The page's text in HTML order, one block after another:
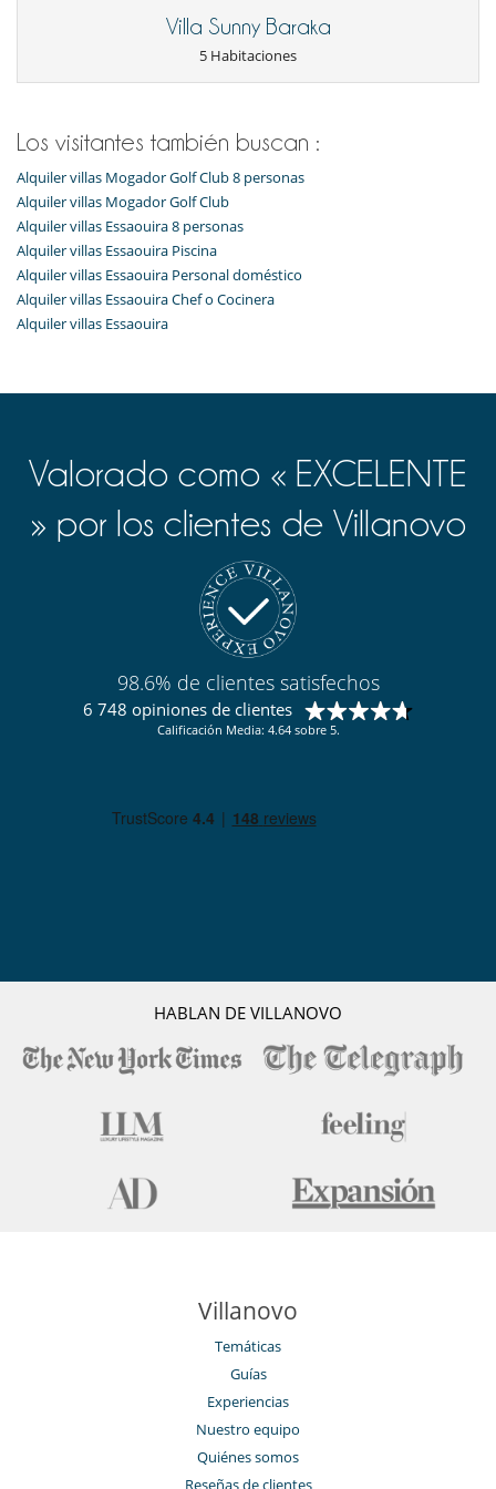
Villa Sunny Baraka
5 Habitaciones
Los visitantes también buscan :
Alquiler villas Mogador Golf Club 8 personas
Alquiler villas Mogador Golf Club
Alquiler villas Essaouira 8 personas
Alquiler villas Essaouira Piscina
Alquiler villas Essaouira Personal doméstico
Alquiler villas Essaouira Chef o Cocinera
Alquiler villas Essaouira
Valorado como « EXCELENTE
» por los clientes de Villanovo
98.6% de clientes satisfechos
6 748 opiniones de clientes
Calificación Media: 4.64 sobre 5.
HABLAN DE VILLANOVO
Villanovo
Temáticas
Guías
Experiencias
Nuestro equipo
Quiénes somos